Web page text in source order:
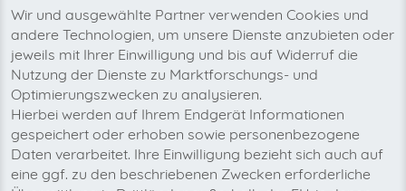
Wir wollen auch bald Ihre
nespresso-Rechnungen
automatisch abholen!
Wir und ausgewählte Partner verwenden Cookies und
andere Technologien, um unsere Dienste anzubieten oder
jeweils mit Ihrer Einwilligung und bis auf Widerruf die
Nutzung der Dienste zu Marktforschungs- und
Optimierungszwecken zu analysieren.
Hierbei werden auf Ihrem Endgerät Informationen
gespeichert oder erhoben sowie personenbezogene
Daten verarbeitet. Ihre Einwilligung bezieht sich auch auf
eine ggf. zu den beschriebenen Zwecken erforderliche